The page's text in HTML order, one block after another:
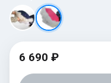
6 690 ₽